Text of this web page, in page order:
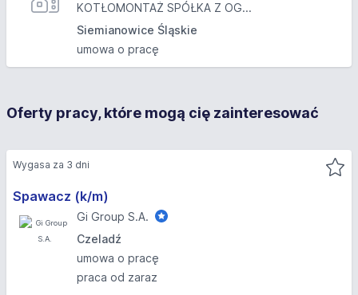
KOTŁOMONTAŻ SPÓŁKA Z OG...
Siemianowice Śląskie
umowa o pracę
Oferty pracy, które mogą cię zainteresować
Spawacz (k/m)
Gi Group S.A.
Czeladź
umowa o pracę
praca od zaraz
Wygasa za 3 dni